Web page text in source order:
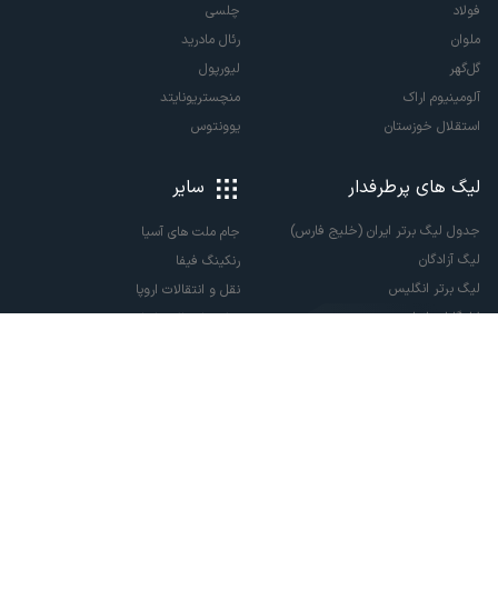
فولاد
ملوان
گل‌گهر
آلومینیوم اراک
استقلال خوزستان
چلسی
رئال مادرید
لیورپول
منچستریونایتد
یوونتوس
لیگ های پرطرفدار
جدول لیگ برتر ایران (خلیج فارس)
لیگ آزادگان
لیگ برتر انگلیس
لالیگا اسپانیا
سایر
جام ملت های آسیا
رنکینگ فیفا
نقل و انتقالات اروپا
نقل و انتقالات ایران